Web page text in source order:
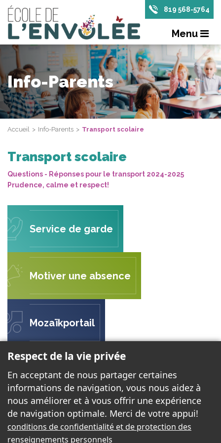
819 568-5764
Menu
Info-Parents
Accueil Info-Parents Transport scolaire
Transport scolaire
Questions - Réponses pour le transport 2024-2025
Prudence, calme et respect!
Service de garde
Motiver une absence
Mozaïkportail
ÉCOLE DE L'ENVOLÉE
299 rue Ernest Gaboury
Gatineau, QC J8V 2P8
Téléphone: 819 568-5764
Respect de la vie privée
En acceptant de nous partager certaines
informations de navigation, vous nous aidez à
nous améliorer et à vous offrir une expérience
de navigation optimale. Merci de votre appui!
conditions de confidentialité et de protection des
renseignements personnels